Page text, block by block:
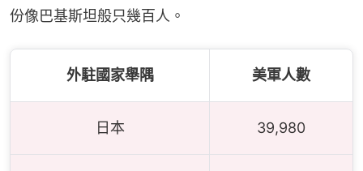
份像巴基斯坦般只幾百人。
外駐國家舉隅 美軍人數
日本 39,980